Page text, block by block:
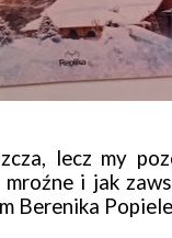
lecz my
i jak
Berenika